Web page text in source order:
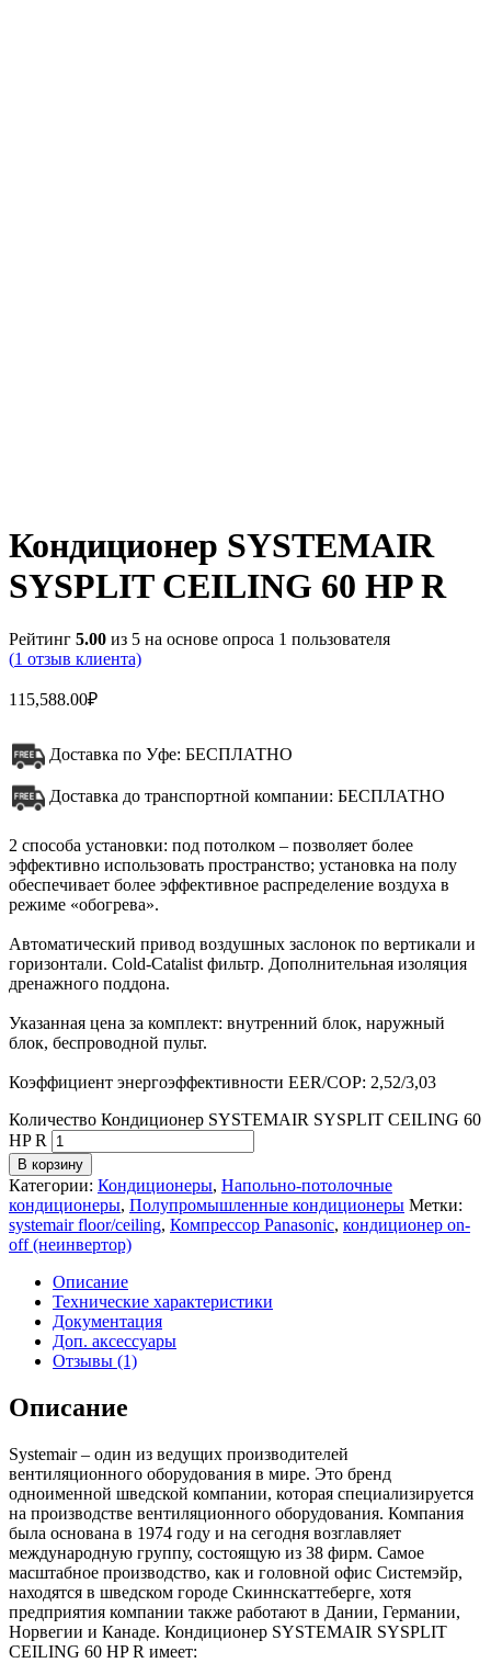
Кондиционер SYSTEMAIR
SYSPLIT CEILING 60 HP R
Рейтинг 5.00 из 5 на основе опроса 1 пользователя
(1 отзыв клиента)
115,588.00₽
Доставка по Уфе: БЕСПЛАТНО
Доставка до транспортной компании: БЕСПЛАТНО
2 способа установки: под потолком – позволяет более
эффективно использовать пространство; установка на полу
обеспечивает более эффективное распределение воздуха в
режиме «обогрева».
Автоматический привод воздушных заслонок по вертикали и
горизонтали. Cold-Catalist фильтр. Дополнительная изоляция
дренажного поддона.
Указанная цена за комплект: внутренний блок, наружный
блок, беспроводной пульт.
Коэффициент энергоэффективности EER/COP: 2,52/3,03
Количество Кондиционер SYSTEMAIR SYSPLIT CEILING 60
HP R
В корзину
Категории: Кондиционеры, Напольно-потолочные
кондиционеры, Полупромышленные кондиционеры Метки:
systemair floor/ceiling, Компрессор Panasonic, кондиционер on-
off (неинвертор)
Описание
Технические характеристики
Документация
Доп. аксессуары
Отзывы (1)
Описание
Systemair – один из ведущих производителей
вентиляционного оборудования в мире. Это бренд
одноименной шведской компании, которая специализируется
на производстве вентиляционного оборудования. Компания
была основана в 1974 году и на сегодня возглавляет
международную группу, состоящую из 38 фирм. Самое
масштабное производство, как и головной офис Системэйр,
находятся в шведском городе Скиннскаттеберге, хотя
предприятия компании также работают в Дании, Германии,
Норвегии и Канаде. Кондиционер SYSTEMAIR SYSPLIT
CEILING 60 HP R имеет: